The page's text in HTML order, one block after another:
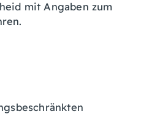
mit Angaben zum